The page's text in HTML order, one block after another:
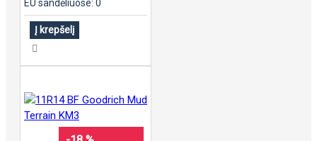
EU sandėliuose: 0
Į krepšelį